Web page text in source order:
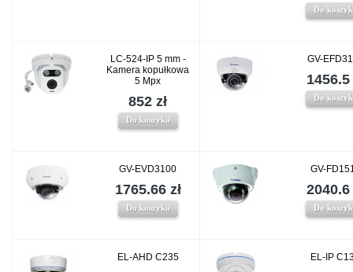
Do
LC-524-IP 5 mm -
Kamera kopułkowa
5 Mpx
852 zł
Do koszyka
GV-
1456.5
Do
GV-EVD3100
1765.66 zł
Do koszyka
GV-
2040.6
Do
EL-AHD C235 EL-IP